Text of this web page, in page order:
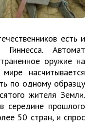
есть и
Автомат
оружие на
насчитывается
по одному образцу
жителя Земли.
середине прошлого
50 стран, и спрос